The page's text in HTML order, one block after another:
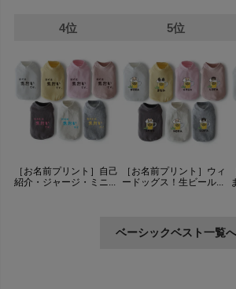
4位
［お名前プリント］自己
紹介・ジャージ・ミニ...
5位
［お名前プリント］ウィ
ードッグス！生ビール...
ベーシックベスト一覧へ